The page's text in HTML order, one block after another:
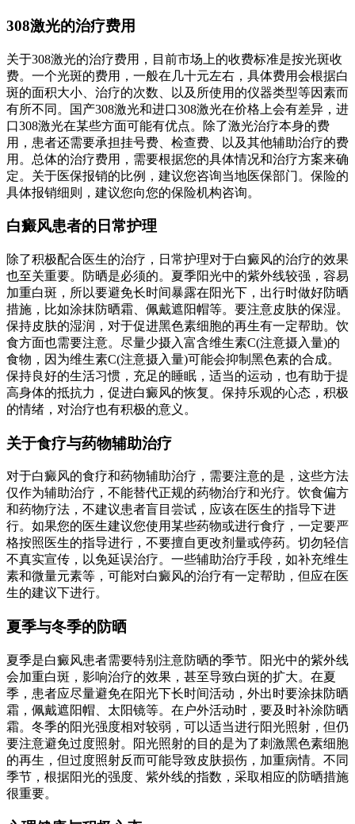
308激光的治疗费用
关于308激光的治疗费用，目前市场上的收费标准是按光斑收
费。一个光斑的费用，一般在几十元左右，具体费用会根据白
斑的面积大小、治疗的次数、以及所使用的仪器类型等因素而
有所不同。国产308激光和进口308激光在价格上会有差异，进
口308激光在某些方面可能有优点。除了激光治疗本身的费
用，患者还需要承担挂号费、检查费、以及其他辅助治疗的费
用。总体的治疗费用，需要根据您的具体情况和治疗方案来确
定。关于医保报销的比例，建议您咨询当地医保部门。保险的
具体报销细则，建议您向您的保险机构咨询。
白癜风患者的日常护理
除了积极配合医生的治疗，日常护理对于白癜风的治疗的效果
也至关重要。防晒是必须的。夏季阳光中的紫外线较强，容易
加重白斑，所以要避免长时间暴露在阳光下，出行时做好防晒
措施，比如涂抹防晒霜、佩戴遮阳帽等。要注意皮肤的保湿。
保持皮肤的湿润，对于促进黑色素细胞的再生有一定帮助。饮
食方面也需要注意。尽量少摄入富含维生素C(注意摄入量)的
食物，因为维生素C(注意摄入量)可能会抑制黑色素的合成。
保持良好的生活习惯，充足的睡眠，适当的运动，也有助于提
高身体的抵抗力，促进白癜风的恢复。保持乐观的心态，积极
的情绪，对治疗也有积极的意义。
关于食疗与药物辅助治疗
对于白癜风的食疗和药物辅助治疗，需要注意的是，这些方法
仅作为辅助治疗，不能替代正规的药物治疗和光疗。饮食偏方
和药物疗法，不建议患者盲目尝试，应该在医生的指导下进
行。如果您的医生建议您使用某些药物或进行食疗，一定要严
格按照医生的指导进行，不要擅自更改剂量或停药。切勿轻信
不真实宣传，以免延误治疗。一些辅助治疗手段，如补充维生
素和微量元素等，可能对白癜风的治疗有一定帮助，但应在医
生的建议下进行。
夏季与冬季的防晒
夏季是白癜风患者需要特别注意防晒的季节。阳光中的紫外线
会加重白斑，影响治疗的效果，甚至导致白斑的扩大。在夏
季，患者应尽量避免在阳光下长时间活动，外出时要涂抹防晒
霜，佩戴遮阳帽、太阳镜等。在户外活动时，要及时补涂防晒
霜。冬季的阳光强度相对较弱，可以适当进行阳光照射，但仍
要注意避免过度照射。阳光照射的目的是为了刺激黑色素细胞
的再生，但过度照射反而可能导致皮肤损伤，加重病情。不同
季节，根据阳光的强度、紫外线的指数，采取相应的防晒措施
很重要。